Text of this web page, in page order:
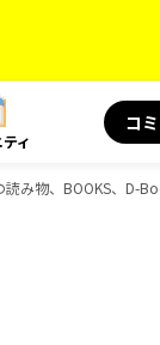
ィ
コ
み物、BOOKS、D-